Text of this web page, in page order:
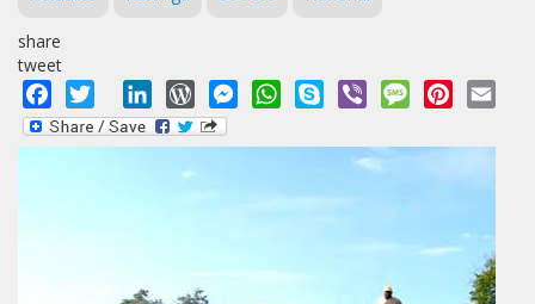
share
tweet
Facebook
Twitter LinkedInWordPressMessengerWhatsApp
Skype Viber MessagePinterest